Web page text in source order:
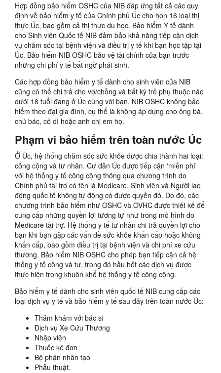
Hợp đồng bảo hiểm OSHC của NIB đáp ứng tất cả các quy
định về bảo hiểm y tế của Chính phủ Úc cho hơn 16 loại thị
thực Úc, bao gồm cả thị thực du học. Bảo hiểm Y tế dành
cho Sinh viên Quốc tế NIB đảm bảo khả năng tiếp cận dịch
vụ chăm sóc tại bệnh viện và điều trị y tế khi bạn học tập tại
Úc. Bảo hiểm NIB OSHC bảo vệ tài chính của bạn trước
những chi phí y tế bất ngờ phát sinh.
Các hợp đồng bảo hiểm y tế dành cho sinh viên của NIB
cũng có thể chi trả cho vợ/chồng và bất kỳ trẻ phụ thuộc nào
dưới 18 tuổi đang ở Úc cùng với bạn. NIB OSHC không bảo
hiểm theo đại gia đình, cụ thể là không áp dụng cho ông bà,
chú bác, cô dì hoặc anh chị em họ.
Phạm vi bảo hiểm trên toàn nước Úc
Ở Úc, hệ thống chăm sóc sức khỏe được chia thành hai loại:
công cộng và tư nhân. Cư dân Úc được tiếp cận 'miễn phí'
với hệ thống y tế công cộng thông qua chương trình do
Chính phủ tài trợ có tên là Medicare. Sinh viên và Người lao
động quốc tế không tự động có được quyền đó. Do đó, các
chương trình bảo hiểm như OSHC và OVHC được thiết kế để
cung cấp những quyền lợi tương tự như trong mô hình do
Medicare tài trợ. Hệ thống y tế tư nhân chi trả quyền lợi cho
bạn khi bạn gặp các vấn đề sức khỏe khẩn cấp hoặc không
khẩn cấp, bao gồm điều trị tại bệnh viện và chi phí xe cứu
thương. Bảo hiểm NIB OSHC cho phép bạn tiếp cận cả hệ
thống y tế công và tư, trong đó hầu hết các dịch vụ được
thực hiện trong khuôn khổ hệ thống y tế công cộng.
Bảo hiểm y tế dành cho sinh viên quốc tế NIB cung cấp các
loại dịch vụ y tế và bảo hiểm y tế sau đây trên toàn nước Úc:
Thăm khám với bác sĩ
Dịch vụ Xe Cứu Thương
Nhập viện
Thuốc kê đơn
Bộ phận nhân tạo
Phẫu thuật.